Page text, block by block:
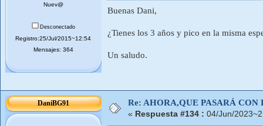
Nuev@
Desconectado
Registro:25/Jul/2015~12:54
Mensajes: 364
Buenas Dani,
¿Tienes los 3 años y pico en la misma
Un saludo.
DaniBG91 Re: AHORA,QUE PASARÁ
« Respuesta #134 : 04/Jun/